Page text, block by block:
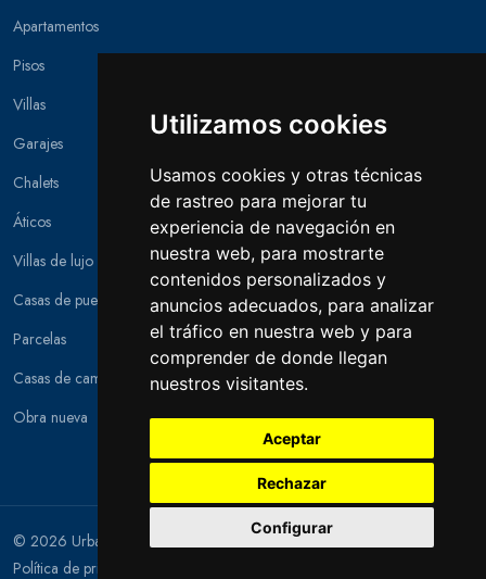
Utilizamos cookies
Usamos cookies y otras técnicas
de rastreo para mejorar tu
experiencia de navegación en
nuestra web, para mostrarte
contenidos personalizados y
anuncios adecuados, para analizar
el tráfico en nuestra web y para
comprender de donde llegan
nuestros visitantes.
Aceptar
Rechazar
Configurar
Apartamentos
Pisos
Villas
Garajes
Chalets
Áticos
Villas de lujo
Casas de pueblo
Parcelas
Casas de campo
Obra nueva
© 2026 Urban Houses. Todos los derechos reservados.
Aviso legal y
Política de privacidad